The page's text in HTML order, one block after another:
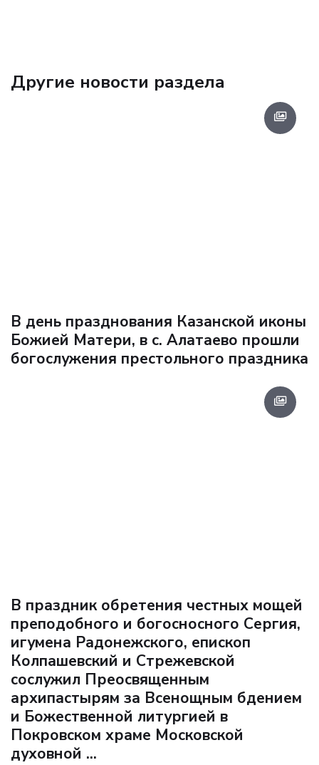
Другие новости раздела
В день празднования Казанской иконы
Божией Матери, в с. Алатаево прошли
богослужения престольного праздника
В праздник обретения честных мощей
преподобного и богосносного Сергия,
игумена Радонежского, епископ
Колпашевский и Стрежевской
сослужил Преосвященным
архипастырям за Всенощным бдением
и Божественной литургией в
Покровском храме Московской
духовной ...